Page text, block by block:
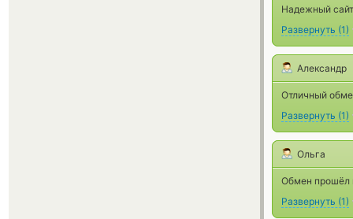
Надежный
Развернуть (1)
Александр
Отличный
Развернуть (1)
Ольга
Обмен прошёл
Развернуть (1)